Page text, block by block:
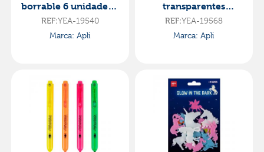
borrable 6 unidades 3
colores
REF:YEA-19540
Marca: Apli
transparentes
75x75mm 50 hojas
apli
REF:YEA-19568
Marca: Apli